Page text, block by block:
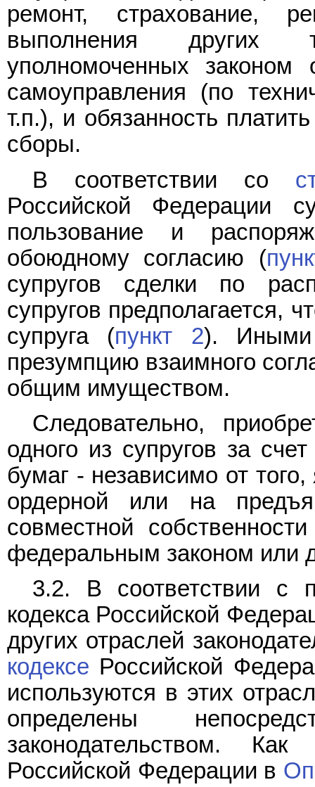
ремонт, страхование,
выполнения других
уполномоченных законом
самоуправления (по
т.п.), и обязанность
сборы.
В соответствии со
Российской Федерации
пользование и
обоюдному согласию (
супругов сделки по
супругов предполагается,
супруга (пункт 2). Иными
презумпцию взаимного
общим имуществом.
Следовательно,
одного из супругов за
бумаг - независимо от
ордерной или на
совместной
федеральным законом или
3.2. В соответствии с
кодекса Российской
других отраслей
кодексе Российской
используются в этих
определены
законодательством.
Российской Федерации в